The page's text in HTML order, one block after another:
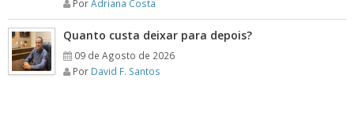
PorAdriana Costa
Quanto custa deixar para depois?
09 de Agosto de 2026
Por David F. Santos